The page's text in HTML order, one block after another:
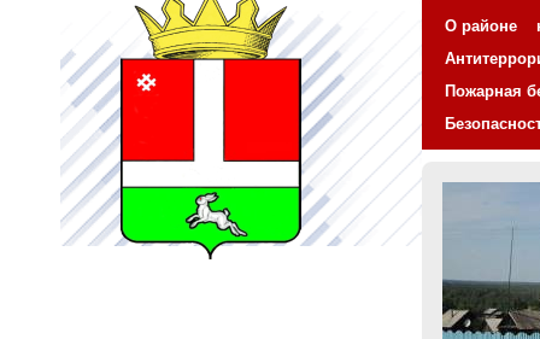
О районе
Пожарная